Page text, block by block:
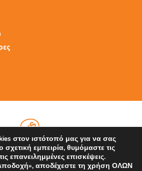
στον ιστότοπό μας για να σας
εμπειρία, θυμόμαστε τις
επανειλημμένες επισκέψεις.
αποδέχεστε τη χρήση ΟΛΩΝ